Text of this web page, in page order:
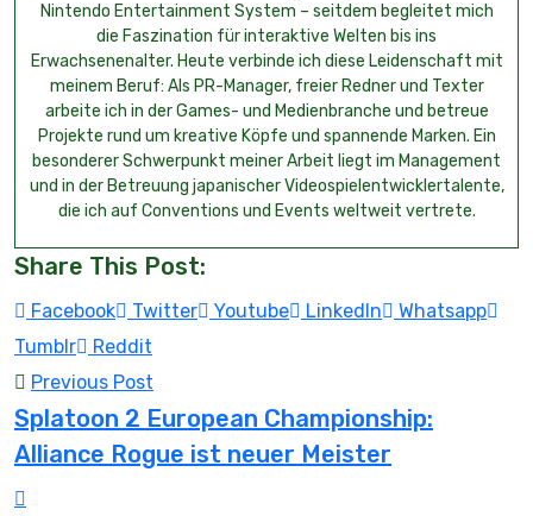
Nintendo Entertainment System – seitdem begleitet mich
die Faszination für interaktive Welten bis ins
Erwachsenenalter. Heute verbinde ich diese Leidenschaft mit
meinem Beruf: Als PR-Manager, freier Redner und Texter
arbeite ich in der Games- und Medienbranche und betreue
Projekte rund um kreative Köpfe und spannende Marken. Ein
besonderer Schwerpunkt meiner Arbeit liegt im Management
und in der Betreuung japanischer Videospielentwicklertalente,
die ich auf Conventions und Events weltweit vertrete.
Share This Post:
Facebook Twitter Youtube LinkedIn
Whatsapp
Tumblr
Reddit
Previous Post
Splatoon 2 European Championship:
Alliance Rogue ist neuer Meister